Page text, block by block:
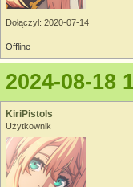
Dołączył: 2020-07-14
Offline
2024-08-18
KiriPistols
Użytkownik